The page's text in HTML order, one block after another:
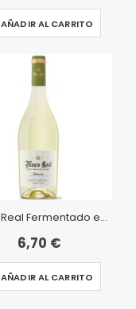
AÑADIR AL CARRITO
Monte Real Fermentado en Barrica
6,70 €
AÑADIR AL CARRITO